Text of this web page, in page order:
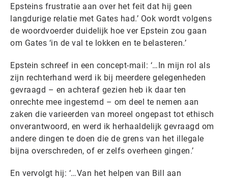
Epsteins frustratie aan over het feit dat hij geen
langdurige relatie met Gates had.’ Ook wordt volgens
de woordvoerder duidelijk hoe ver Epstein zou gaan
om Gates ‘in de val te lokken en te belasteren.’
Epstein schreef in een concept-mail: ‘…In mijn rol als
zijn rechterhand werd ik bij meerdere gelegenheden
gevraagd – en achteraf gezien heb ik daar ten
onrechte mee ingestemd – om deel te nemen aan
zaken die varieerden van moreel ongepast tot ethisch
onverantwoord, en werd ik herhaaldelijk gevraagd om
andere dingen te doen die de grens van het illegale
bijna overschreden, of er zelfs overheen gingen.’
En vervolgt hij: ‘…Van het helpen van Bill aan